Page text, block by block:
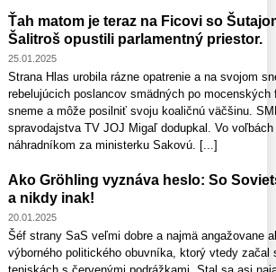
Ťah matom je teraz na Ficovi so
Šalitroš opustili parlamentný priestor.
25.01.2025
Strana Hlas urobila rázne opatrenie a na svojom
rebelujúcich poslancov smädných po
sneme a môže posilniť svoju koaličnú väčšinu.
spravodajstva TV JOJ Migaľ dodupkal. Vo
náhradníkom za ministerku Sakovú. [...]
Ako Gröhling vyznáva heslo: So
a nikdy inak!
20.01.2025
Šéf strany SaS veľmi dobre a najmä angažovane
výborného politického obuvníka, ktorý vtedy začal